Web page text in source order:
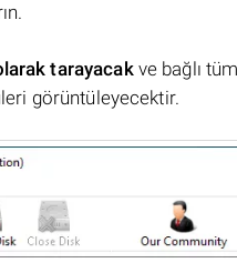
tarayacakve bağlı
görüntüleyecektir.